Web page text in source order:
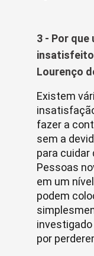
3 - Por
insatisfeito
Lourenço
Existem
fazer a
sem a
para cuidar
Pessoas
em um
podem
por